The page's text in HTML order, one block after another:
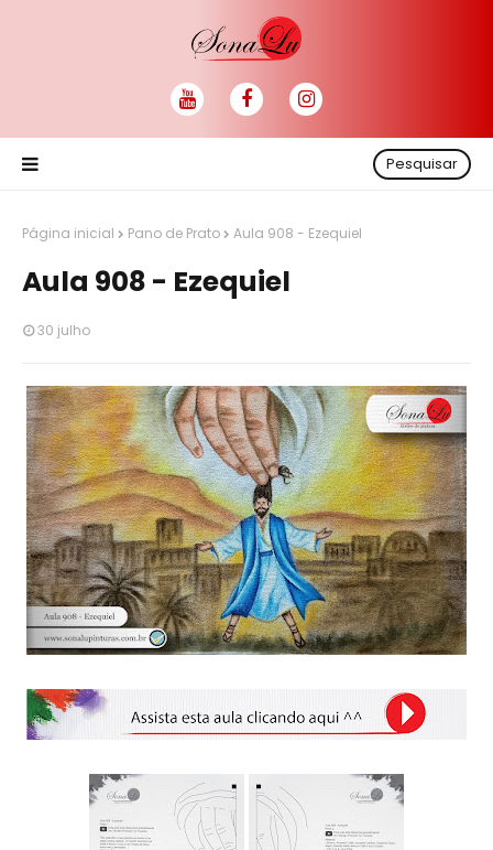
Pesquisar
Página inicial Pano de Prato Aula 908 - Ezequiel
Aula 908 - Ezequiel
30 julho